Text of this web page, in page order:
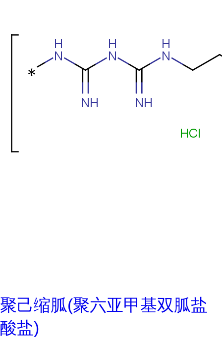
聚己缩胍(聚六亚甲基双胍盐
酸盐)